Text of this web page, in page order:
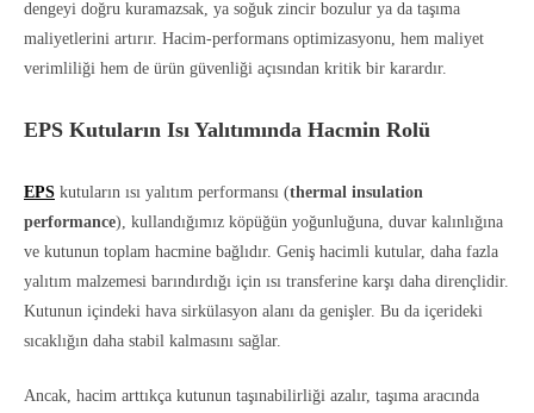
dengeyi doğru kuramazsak, ya soğuk zincir bozulur ya da taşıma
maliyetlerini artırır. Hacim-performans optimizasyonu, hem maliyet
verimliliği hem de ürün güvenliği açısından kritik bir karardır.
EPS Kutuların Isı Yalıtımında Hacmin Rolü
EPS kutuların ısı yalıtım performansı (thermal insulation
performance), kullandığımız köpüğün yoğunluğuna, duvar kalınlığına
ve kutunun toplam hacmine bağlıdır. Geniş hacimli kutular, daha fazla
yalıtım malzemesi barındırdığı için ısı transferine karşı daha dirençlidir.
Kutunun içindeki hava sirkülasyon alanı da genişler. Bu da içerideki
sıcaklığın daha stabil kalmasını sağlar.
Ancak, hacim arttıkça kutunun taşınabilirliği azalır, taşıma aracında